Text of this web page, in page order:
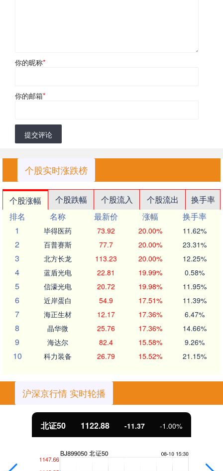
你的昵称*
你的邮箱*
提交评论
个股实时涨跌榜
个股涨幅 个股跌幅 个股流入 个股流出
换手率
排名
名称 最新价 涨幅
换手率
1
毕得医药 73.92 20.00% 11.62%
2 百普赛斯 77.7 20.00% 23.31%
3 北方长龙 113.23 20.00% 12.25%
4 蓝盾光电 22.81 19.99% 0.58%
5 信濠光电 20.72 19.98% 11.95%
6 近岸蛋白 54.9 17.51% 11.39%
7 海正生材 12.17 17.36% 6.47%
8 晶华微 25.76 17.36% 14.66%
9 海达尔 82.4 15.58% 9.26%
10 科力装备 26.79 15.52% 21.15%
沪深京行情 实时轮播
北证50 1122.88 -11.37 -1.00%